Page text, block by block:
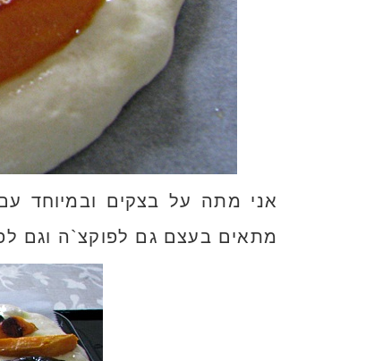
אני מתה על בצקים ובמיוחד
מתאים בעצם גם לפוקצ`ה וגם